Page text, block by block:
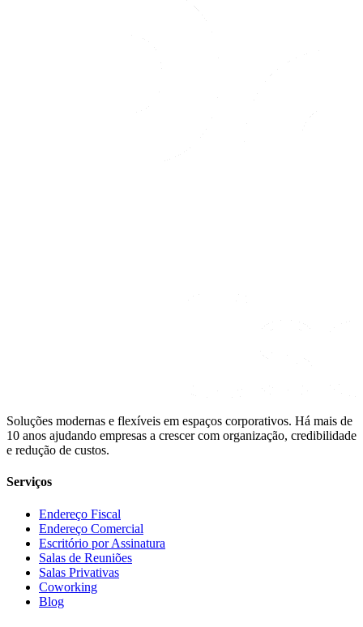
Soluções modernas e flexíveis em espaços corporativos. Há mais de
10 anos ajudando empresas a crescer com organização, credibilidade
e redução de custos.
Serviços
Endereço Fiscal
Endereço Comercial
Escritório por Assinatura
Salas de Reuniões
Salas Privativas
Coworking
Blog